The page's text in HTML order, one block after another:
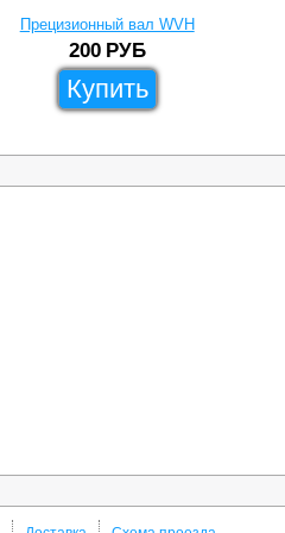
Прецизионный вал WVH
200 РУБ
Купить